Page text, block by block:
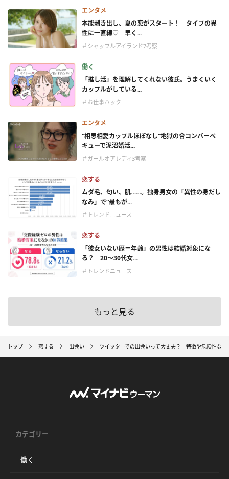
エンタメ
本能剥き出し、夏の恋がスタート！ タイプの異
性に一直線♡ 早く...
＃シャッフルアイランド7考察
働く
「推し活」を理解してくれない彼氏。うまくいく
カップルがしている...
＃お仕事ハック
エンタメ
“相思相愛カップルほぼなし”地獄の合コンバーベ
キューで泥沼婚活...
＃ガールオアレディ3考察
恋する
ムダ毛、匂い、肌……。独身男女の「異性の身だし
なみ」で“最もが...
＃トレンドニュース
恋する
「彼女いない歴＝年齢」の男性は結婚対象にな
る？ 20〜30代女...
＃トレンドニュース
もっと見る
トップ 恋する 出会い ツイッターでの出会いって大丈夫？ 特徴や危険性など
カテゴリー
働く